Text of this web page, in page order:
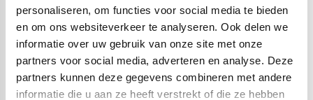
personaliseren, om functies voor social media te bieden
en om ons websiteverkeer te analyseren. Ook delen we
informatie over uw gebruik van onze site met onze
partners voor social media, adverteren en analyse. Deze
partners kunnen deze gegevens combineren met andere
informatie die u aan ze heeft verstrekt of die ze hebben
Op voorraad: binnen 1,5 tot 3
weken geleverd aan huis of op
Op voorraad: binnen 1,5 tot 3
weken geleverd aan huis of op
afroep
1 2 3 4